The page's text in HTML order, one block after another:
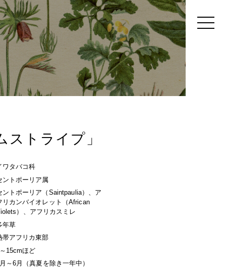
トライプ」
ワタバコ科
ントポーリア属
ントポーリア（Saintpaulia）、ア
リカンバイオレット（African
）、アフリカスミレ
年草
帯アフリカ東部
15cmほど
～6月（真夏を除き一年中）